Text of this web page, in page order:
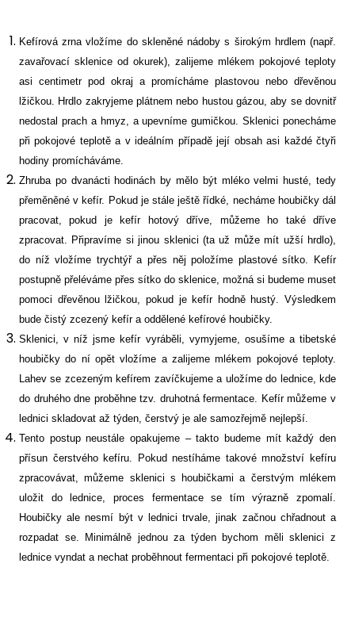
Kefírová zrna vložíme do skleněné nádoby s širokým hrdlem (např.
zavařovací sklenice od okurek), zalijeme mlékem pokojové teploty
asi centimetr pod okraj a promícháme plastovou nebo dřevěnou
lžičkou. Hrdlo zakryjeme plátnem nebo hustou gázou, aby se dovnitř
nedostal prach a hmyz, a upevníme gumičkou. Sklenici ponecháme
při pokojové teplotě a v ideálním případě její obsah asi každé čtyři
hodiny promícháváme.
Zhruba po dvanácti hodinách by mělo být mléko velmi husté, tedy
přeměněné v kefír. Pokud je stále ještě řídké, necháme houbičky dál
pracovat, pokud je kefír hotový dříve, můžeme ho také dříve
zpracovat. Připravíme si jinou sklenici (ta už může mít užší hrdlo),
do níž vložíme trychtýř a přes něj položíme plastové sítko. Kefír
postupně přeléváme přes sítko do sklenice, možná si budeme muset
pomoci dřevěnou lžičkou, pokud je kefír hodně hustý. Výsledkem
bude čistý zcezený kefír a oddělené kefírové houbičky.
Sklenici, v níž jsme kefír vyráběli, vymyjeme, osušíme a tibetské
houbičky do ní opět vložíme a zalijeme mlékem pokojové teploty.
Lahev se zcezeným kefírem zavíčkujeme a uložíme do lednice, kde
do druhého dne proběhne tzv. druhotná fermentace. Kefír můžeme v
lednici skladovat až týden, čerstvý je ale samozřejmě nejlepší.
Tento postup neustále opakujeme – takto budeme mít každý den
přísun čerstvého kefíru. Pokud nestíháme takové množství kefíru
zpracovávat, můžeme sklenici s houbičkami a čerstvým mlékem
uložit do lednice, proces fermentace se tím výrazně zpomalí.
Houbičky ale nesmí být v lednici trvale, jinak začnou chřadnout a
rozpadat se. Minimálně jednou za týden bychom měli sklenici z
lednice vyndat a nechat proběhnout fermentaci při pokojové teplotě.